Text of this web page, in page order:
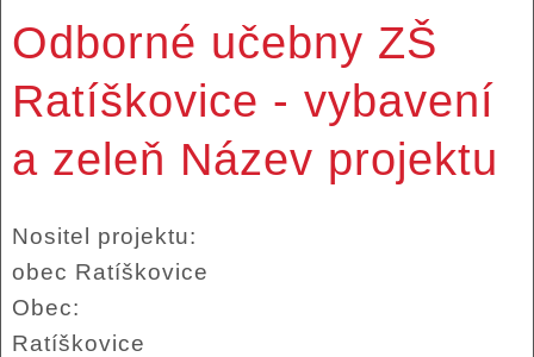
Odborné učebny ZŠ
Ratíškovice - vybavení
a zeleň Název projektu
Nositel projektu:
obec Ratíškovice
Obec:
Ratíškovice